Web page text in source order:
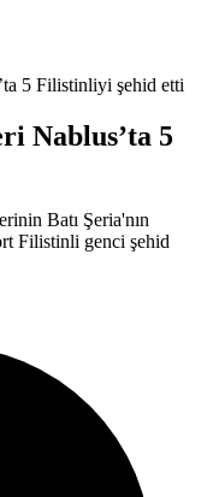
5 Filistinliyi şehid etti
Nablus’ta 5
Batı Şeria'nın
Filistinli genci şehid